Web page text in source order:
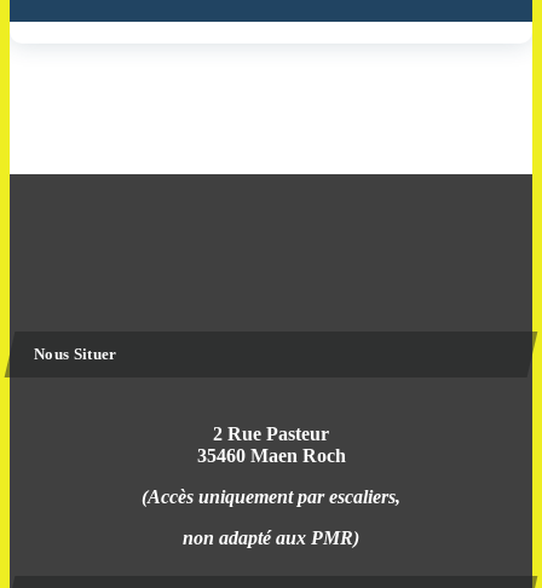
Nous Situer
2 Rue Pasteur
35460 Maen Roch
(Accès uniquement par escaliers,
non adapté aux PMR)